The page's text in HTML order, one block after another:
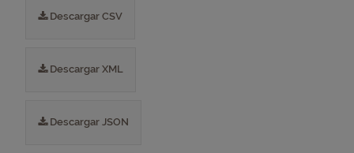
Descargar CSV
Descargar XML
Descargar JSON